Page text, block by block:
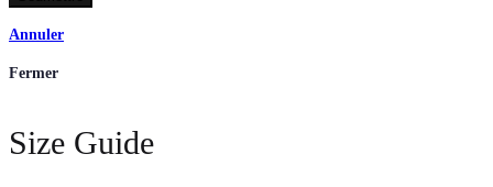
Annuler
Fermer
Size Guide